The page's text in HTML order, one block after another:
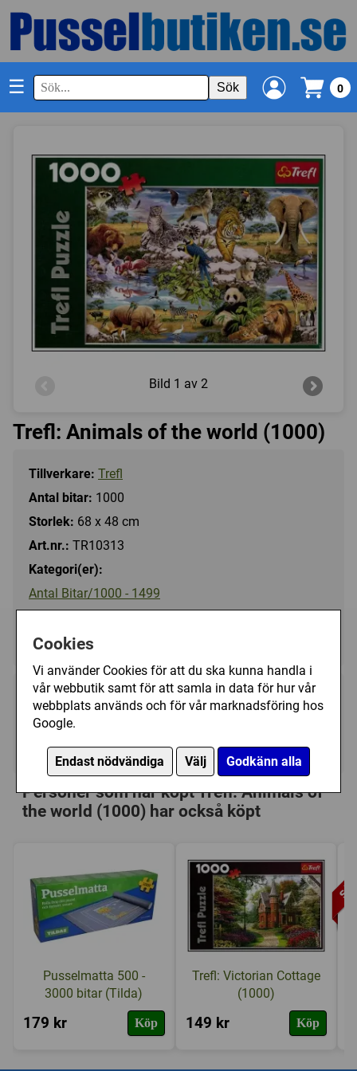
Cookies
Vi använder Cookies för att du ska kunna handla i
vår webbutik samt för att samla in data för hur vår
webbplats används och för vår marknadsföring hos
Google.
Endast nödvändiga Välj Godkänn alla
☰ Sök 0
Bild 1 av 2
Trefl: Animals of the world (1000)
Tillverkare: Trefl
Antal bitar: 1000
Storlek: 68 x 48 cm
Art.nr.: TR10313
Kategori(er):
Antal Bitar/1000 - 1499
Landskap/Övriga
149 kr Utgått
Ej tillgänglig
Personer som har köpt Trefl: Animals of
the world (1000) har också köpt
Pusselmatta 500 -
3000 bitar (Tilda)
179 kr Köp
Trefl: Victorian Cottage
(1000)
149 kr Köp